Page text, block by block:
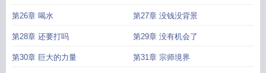
第26章 喝水 第27章 没钱没背景
第28章 还要打吗 第29章 没有机会了
第30章 巨大的力量 第31章 宗师境界